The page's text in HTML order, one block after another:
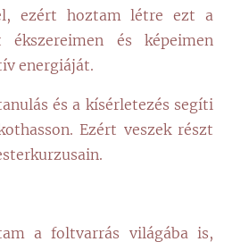
ezért hoztam létre ezt a
és képeimen
energiáját.
és a kísérletezés segíti
Ezért veszek részt
a foltvarrás világába is,